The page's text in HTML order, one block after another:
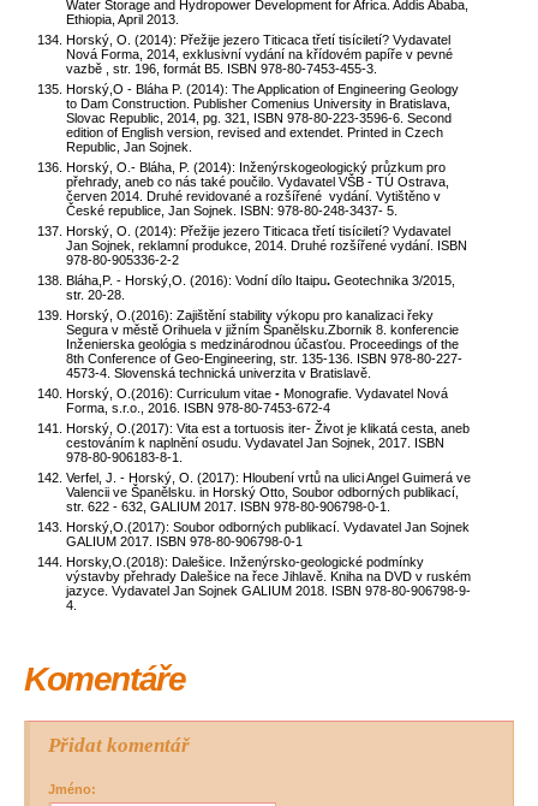
Water Storage and Hydropower Development for Africa. Addis Ababa,
Ethiopia, April 2013.
Horský, O. (2014): Přežije jezero Titicaca třetí tisíciletí? Vydavatel
Nová Forma, 2014, exklusivní vydání na křídovém papíře v pevné
vazbě , str. 196, formát B5. ISBN 978-80-7453-455-3.
Horský,O - Bláha P. (2014): The Application of Engineering Geology
to Dam Construction. Publisher Comenius University in Bratislava,
Slovac Republic, 2014, pg. 321, ISBN 978-80-223-3596-6. Second
edition of English version, revised and extendet. Printed in Czech
Republic, Jan Sojnek.
Horský, O.- Bláha, P. (2014): Inženýrskogeologický průzkum pro
přehrady, aneb co nás také poučilo. Vydavatel VŠB - TÚ Ostrava,
červen 2014. Druhé revidované a rozšířené vydání. Vytištěno v
České republice, Jan Sojnek. ISBN: 978-80-248-3437- 5.
Horský, O. (2014): Přežije jezero Titicaca třetí tisíciletí? Vydavatel
Jan Sojnek, reklamní produkce, 2014. Druhé rozšířené vydání. ISBN
978-80-905336-2-2
Bláha,P. - Horský,O. (2016): Vodní dílo Itaipu. Geotechnika 3/2015,
str. 20-28.
Horský, O.(2016): Zajištění stability výkopu pro kanalizaci řeky
Segura v městě Orihuela v jižním Španělsku.Zbornik 8. konferencie
Inženierska geológia s medzinárodnou účasťou. Proceedings of the
8th Conference of Geo-Engineering, str. 135-136. ISBN 978-80-227-
4573-4. Slovenská technická univerzita v Bratislavě.
Horský, O.(2016): Curriculum vitae - Monografie. Vydavatel Nová
Forma, s.r.o., 2016. ISBN 978-80-7453-672-4
Horský, O.(2017): Vita est a tortuosis iter- Život je klikatá cesta, aneb
cestováním k naplnění osudu. Vydavatel Jan Sojnek, 2017. ISBN
978-80-906183-8-1.
Verfel, J. - Horský, O. (2017): Hloubení vrtů na ulici Angel Guimerá ve
Valencii ve Španělsku. in Horský Otto, Soubor odborných publikací,
str. 622 - 632, GALIUM 2017. ISBN 978-80-906798-0-1.
Horský,O.(2017): Soubor odborných publikací. Vydavatel Jan Sojnek
GALIUM 2017. ISBN 978-80-906798-0-1
Horsky,O.(2018): Dalešice. Inženýrsko-geologické podmínky
výstavby přehrady Dalešice na řece Jihlavě. Kniha na DVD v ruském
jazyce. Vydavatel Jan Sojnek GALIUM 2018. ISBN 978-80-906798-9-
4.
Komentáře
Přidat komentář
Jméno: